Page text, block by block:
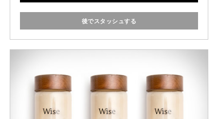
後でスタッシュする